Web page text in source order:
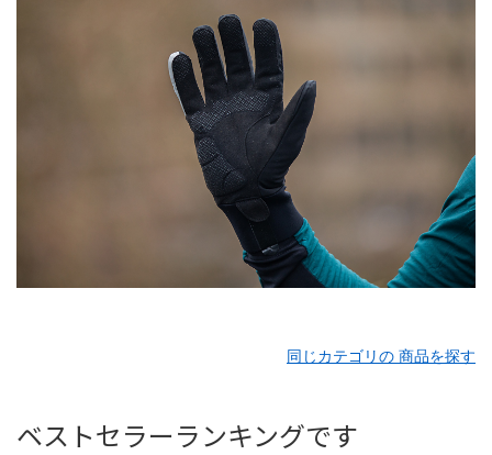
同じカテゴリの 商品を探す
ベストセラーランキングです